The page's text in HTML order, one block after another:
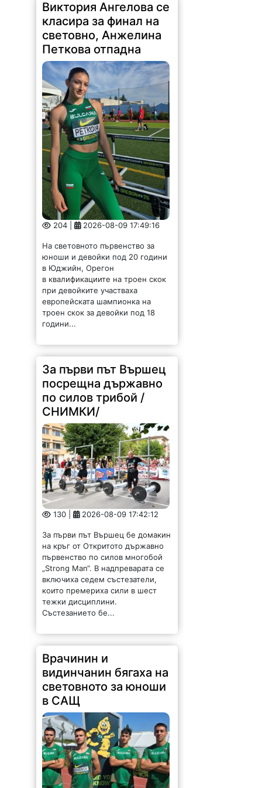
класира за финал на
световно, Анжелина
Петкова отпадна
204 | 2026-08-09 17:49:16
юноши и девойки под 20 години
в Юджийн, Орегон
в квалификациите на троен скок
при девойките участваха
европейската шампионка на
троен скок за девойки под 18
години...
За първи път Вършец
посрещна държавно
по силов трибой /
СНИМКИ/
130 | 2026-08-09 17:42:12
на кръг от Откритото държавно
първенство по силов многобой
„Strong Man“. В надпреварата се
включиха седем състезатели,
които премериха сили в шест
тежки дисциплини.
Състезанието бе...
Врачинин и
видинчанин бягаха на
световното за юноши
в САЩ